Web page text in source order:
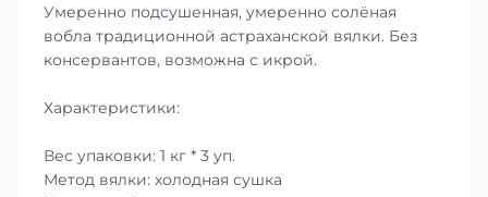
Умеренно подсушенная, умеренно солёная
вобла традиционной астраханской вялки. Без
консервантов, возможна с икрой.
Характеристики:
Вес упаковки: 1 кг * 3 уп.
Метод вялки: холодная сушка